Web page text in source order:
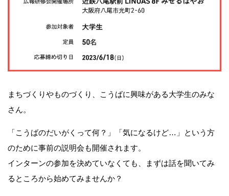
まちづくりやものづくり、こうばに興味がある大学生のみな
さん。
「こうばのだいがくって何？」「気になるけど…」という方
のために事前の説明会も開催されます。
インターンの参加を決めていなくても、まずは話を聞いてみ
るところから始めてみませんか？